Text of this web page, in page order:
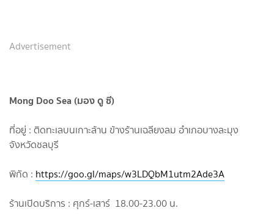
Advertisement
Mong Doo Sea (มอง ดู ซี)
ที่อยู่ : ติดทะเลบนเกาะล้าน ข้างร้านเฉลียงลม อำเภอบางละมุง
จังหวัดชลบุรี
พิกัด : https://goo.gl/maps/w3LDQbM1utm2Ade3A
ร้านเปิดบริการ : ศุกร์-เสาร์ 18.00-23.00 น.